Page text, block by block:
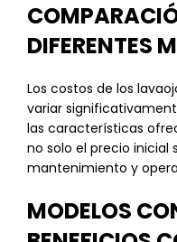
DIFERENTES
Los costos de los
variar
las características
no solo el precio inicial
mantenimiento y
MODELOS